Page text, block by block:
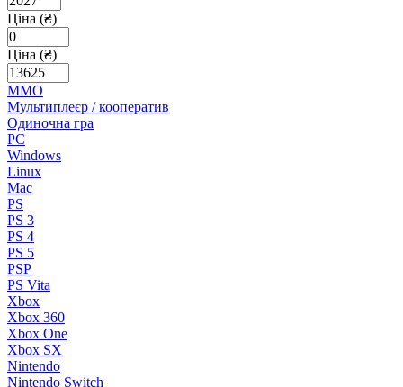
Ціна (₴)
Ціна (₴)
MMO
Мультиплеєр / кооператив
Одиночна гра
PC
Windows
Linux
Mac
PS
PS 3
PS 4
PS 5
PSP
PS Vita
Xbox
Xbox 360
Xbox One
Xbox SX
Nintendo
Nintendo Switch